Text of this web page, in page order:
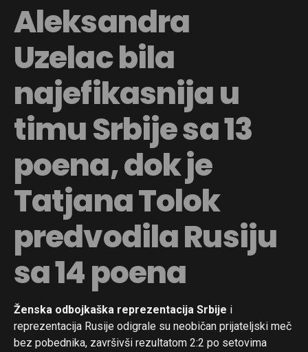
Aleksandra
Uzelac bila
najefikasnija u
timu Srbije sa 13
poena, dok je
Tatjana Tolok
predvodila Rusiju
sa 14 poena
Ženska odbojkaška reprezentacija Srbije i
reprezentacija Rusije odigrale su neobičan prijateljski meč
bez pobednika, završivši rezultatom 2:2 po setovima